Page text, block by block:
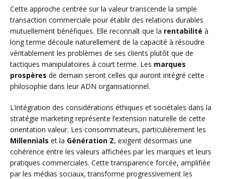
Cette approche centrée sur la valeur transcende la simple
transaction commerciale pour établir des relations durables
mutuellement bénéfiques. Elle reconnaît que la rentabilité à
long terme découle naturellement de la capacité à résoudre
véritablement les problèmes de ses clients plutôt que de
tactiques manipulatoires à court terme. Les marques
prospères de demain seront celles qui auront intégré cette
philosophie dans leur ADN organisationnel.
L’intégration des considérations éthiques et sociétales dans la
stratégie marketing représente l’extension naturelle de cette
orientation valeur. Les consommateurs, particulièrement les
Millennials et la Génération Z, exigent désormais une
cohérence entre les valeurs affichées par les marques et leurs
pratiques commerciales. Cette transparence forcée, amplifiée
par les médias sociaux, transforme progressivement les